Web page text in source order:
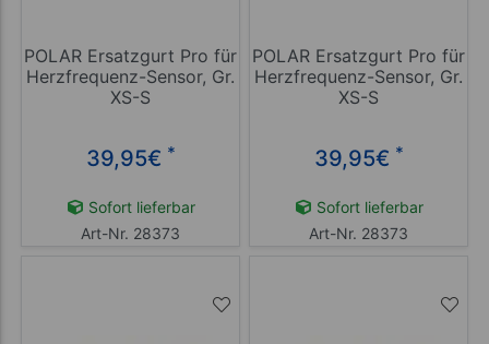
POLAR Ersatzgurt Pro für
Herzfrequenz-Sensor, Gr.
XS-S
39,95€ *
Sofort lieferbar
Art-Nr. 28373
POLAR Ersatzgurt Pro für
Herzfrequenz-Sensor, Gr.
XS-S
39,95€ *
Sofort lieferbar
Art-Nr. 28373